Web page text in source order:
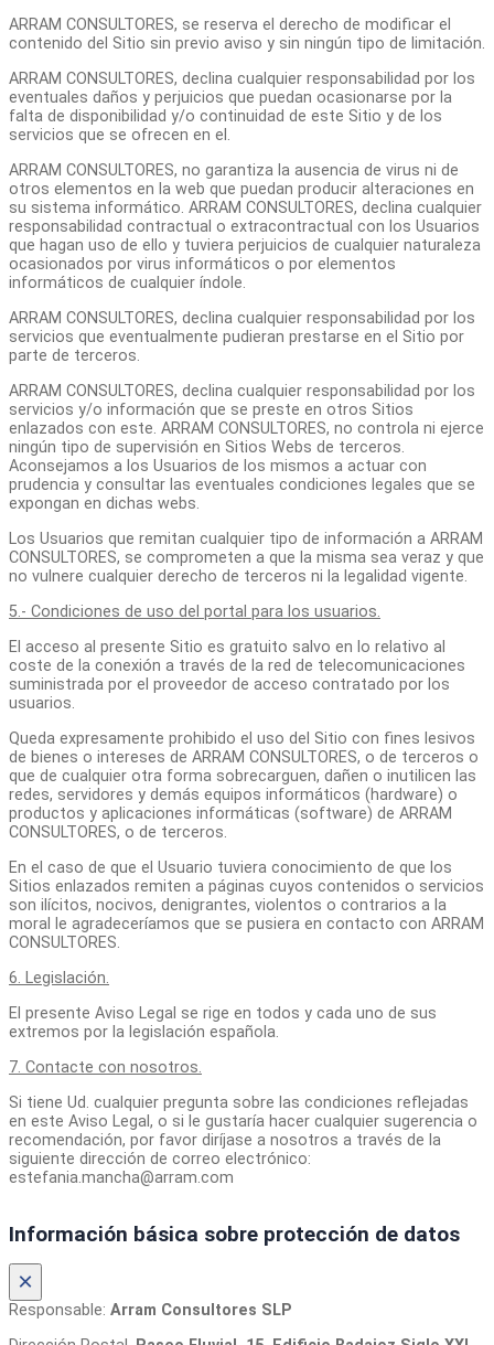
ARRAM CONSULTORES, se reserva el derecho de modificar el
contenido del Sitio sin previo aviso y sin ningún tipo de limitación.
ARRAM CONSULTORES, declina cualquier responsabilidad por los
eventuales daños y perjuicios que puedan ocasionarse por la
falta de disponibilidad y/o continuidad de este Sitio y de los
servicios que se ofrecen en el.
ARRAM CONSULTORES, no garantiza la ausencia de virus ni de
otros elementos en la web que puedan producir alteraciones en
su sistema informático. ARRAM CONSULTORES, declina cualquier
responsabilidad contractual o extracontractual con los Usuarios
que hagan uso de ello y tuviera perjuicios de cualquier naturaleza
ocasionados por virus informáticos o por elementos
informáticos de cualquier índole.
ARRAM CONSULTORES, declina cualquier responsabilidad por los
servicios que eventualmente pudieran prestarse en el Sitio por
parte de terceros.
ARRAM CONSULTORES, declina cualquier responsabilidad por los
servicios y/o información que se preste en otros Sitios
enlazados con este. ARRAM CONSULTORES, no controla ni ejerce
ningún tipo de supervisión en Sitios Webs de terceros.
Aconsejamos a los Usuarios de los mismos a actuar con
prudencia y consultar las eventuales condiciones legales que se
expongan en dichas webs.
Los Usuarios que remitan cualquier tipo de información a ARRAM
CONSULTORES, se comprometen a que la misma sea veraz y que
no vulnere cualquier derecho de terceros ni la legalidad vigente.
5.- Condiciones de uso del portal para los usuarios.
El acceso al presente Sitio es gratuito salvo en lo relativo al
coste de la conexión a través de la red de telecomunicaciones
suministrada por el proveedor de acceso contratado por los
usuarios.
Queda expresamente prohibido el uso del Sitio con fines lesivos
de bienes o intereses de ARRAM CONSULTORES, o de terceros o
que de cualquier otra forma sobrecarguen, dañen o inutilicen las
redes, servidores y demás equipos informáticos (hardware) o
productos y aplicaciones informáticas (software) de ARRAM
CONSULTORES, o de terceros.
En el caso de que el Usuario tuviera conocimiento de que los
Sitios enlazados remiten a páginas cuyos contenidos o servicios
son ilícitos, nocivos, denigrantes, violentos o contrarios a la
moral le agradeceríamos que se pusiera en contacto con ARRAM
CONSULTORES.
6. Legislación.
El presente Aviso Legal se rige en todos y cada uno de sus
extremos por la legislación española.
7. Contacte con nosotros.
Si tiene Ud. cualquier pregunta sobre las condiciones reflejadas
en este Aviso Legal, o si le gustaría hacer cualquier sugerencia o
recomendación, por favor diríjase a nosotros a través de la
siguiente dirección de correo electrónico:
estefania.mancha@arram.com
Información básica sobre protección de datos
×
Responsable: Arram Consultores SLP